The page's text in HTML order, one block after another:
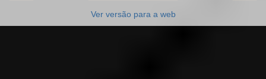
Ver versão para a web